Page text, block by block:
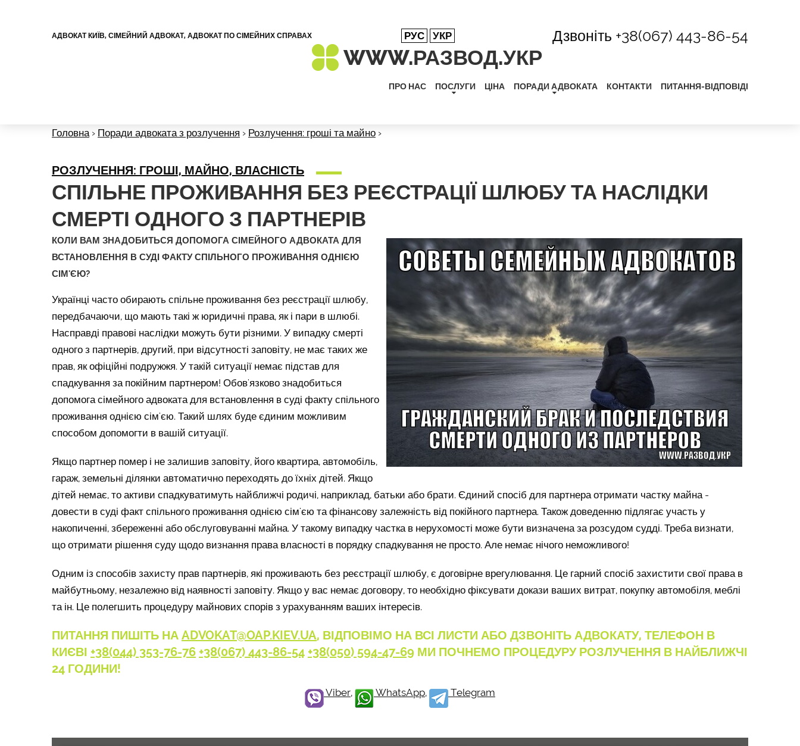
АДВОКАТ КИЇВ, СІМЕЙНИЙ АДВОКАТ, АДВОКАТ ПО СІМЕЙНИХ СПРАВАХ Дзвоніть +38(067) 443-86-54
РУС УКР
WWW.РАЗВОД.УКР
ПРО НАС ПОСЛУГИ ЦІНА ПОРАДИ АДВОКАТА КОНТАКТИ ПИТАННЯ-ВІДПОВІДІ
Головна› Поради адвоката з розлучення › Розлучення: гроші та майно ›
РОЗЛУЧЕННЯ: ГРОШІ, МАЙНО, ВЛАСНІСТЬ
СПІЛЬНЕ ПРОЖИВАННЯ БЕЗ РЕЄСТРАЦІЇ ШЛЮБУ ТА НАСЛІДКИ
СМЕРТІ ОДНОГО З ПАРТНЕРІВ
КОЛИ ВАМ ЗНАДОБИТЬСЯ ДОПОМОГА СІМЕЙНОГО АДВОКАТА ДЛЯ
ВСТАНОВЛЕННЯ В СУДІ ФАКТУ СПІЛЬНОГО ПРОЖИВАННЯ ОДНІЄЮ
СІМ'ЄЮ?
Українці часто обирають спільне проживання без реєстрації шлюбу,
передбачаючи, що мають такі ж юридичні права, як і пари в шлюбі.
Насправді правові наслідки можуть бути різними. У випадку смерті
одного з партнерів, другий, при відсутності заповіту, не має таких же
прав, як офіційні подружжя. У такій ситуації немає підстав для
спадкування за покійним партнером! Обов'язково знадобиться
допомога сімейного адвоката для встановлення в суді факту спільного
проживання однією сім'єю. Такий шлях буде єдиним можливим
способом допомогти в вашій ситуації.
Якщо партнер помер і не залишив заповіту, його квартира, автомобіль,
гараж, земельні ділянки автоматично переходять до їхніх дітей. Якщо
дітей немає, то активи спадкуватимуть найближчі родичі, наприклад, батьки або брати. Єдиний спосіб для партнера отримати частку майна -
довести в суді факт спільного проживання однією сім'єю та фінансову залежність від покійного партнера. Також доведенню підлягає участь у
накопиченні, збереженні або обслуговуванні майна. У такому випадку частка в нерухомості може бути визначена за розсудом судді. Треба визнати,
що отримати рішення суду щодо визнання права власності в порядку спадкування не просто. Але немає нічого неможливого!
Одним із способів захисту прав партнерів, які проживають без реєстрації шлюбу, є договірне врегулювання. Це гарний спосіб захистити свої права в
майбутньому, незалежно від наявності заповіту. Якщо у вас немає договору, то необхідно фіксувати докази ваших витрат, покупку автомобіля, меблі
та ін. Це полегшить процедуру майнових спорів з урахуванням ваших інтересів.
ПИТАННЯ ПИШІТЬ НА ADVOKAT@OAP.KIEV.UA, ВІДПОВІМО НА ВСІ ЛИСТИ АБО ДЗВОНІТЬ АДВОКАТУ, ТЕЛЕФОН В
КИЄВІ +38(044) 353-76-76 +38(067) 443-86-54 +38(050) 594-47-69 МИ ПОЧНЕМО ПРОЦЕДУРУ РОЗЛУЧЕННЯ В НАЙБЛИЖЧІ
24 ГОДИНИ!
Viber, WhatsApp, Telegram